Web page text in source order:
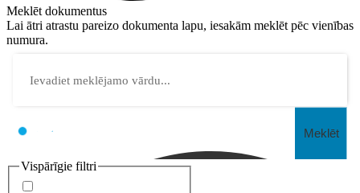
Meklēt dokumentus
Lai ātri atrastu pareizo dokumenta lapu, iesakām meklēt pēc vienības
numura.
Meklēt
Vispārīgie filtri